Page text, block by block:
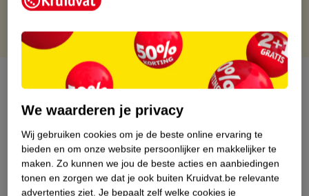
Over dit product
Productinformatie
Etiketinformatie
Nature Impact Score
We waarderen je privacy
Wij gebruiken cookies om je de beste online ervaring te
bieden en om onze website persoonlijker en makkelijker te
maken. Zo kunnen we jou de beste acties en aanbiedingen
tonen en zorgen we dat je ook buiten Kruidvat.be relevante
advertenties ziet. Je bepaalt zelf welke cookies je